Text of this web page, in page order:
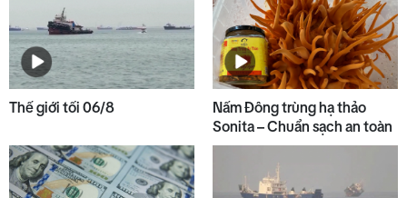
Thế giới tối 06/8
Nấm Đông trùng hạ thảo
Sonita – Chuẩn sạch an toàn